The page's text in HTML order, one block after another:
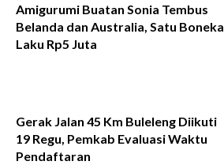
Amigurumi Buatan Sonia Tembus
Belanda dan Australia, Satu Boneka
Laku Rp5 Juta
Gerak Jalan 45 Km Buleleng Diikuti
19 Regu, Pemkab Evaluasi Waktu
Pendaftaran